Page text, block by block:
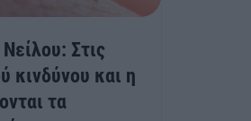
Στις
κινδύνου και η
τα